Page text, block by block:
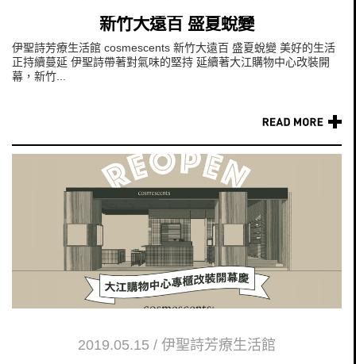
新竹大遠百 盛夏蛻變
伊聖詩芳療生活館 cosmescents 新竹大遠百 盛夏蛻變 美好的生活
正持續蔓延 伊聖詩帶著對氣味的堅持 延續著大江購物中心改裝開
幕，新竹...
2019.05.15 / 伊聖詩芳療生活館